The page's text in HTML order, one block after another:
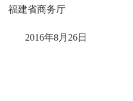
务厅
8月 26日